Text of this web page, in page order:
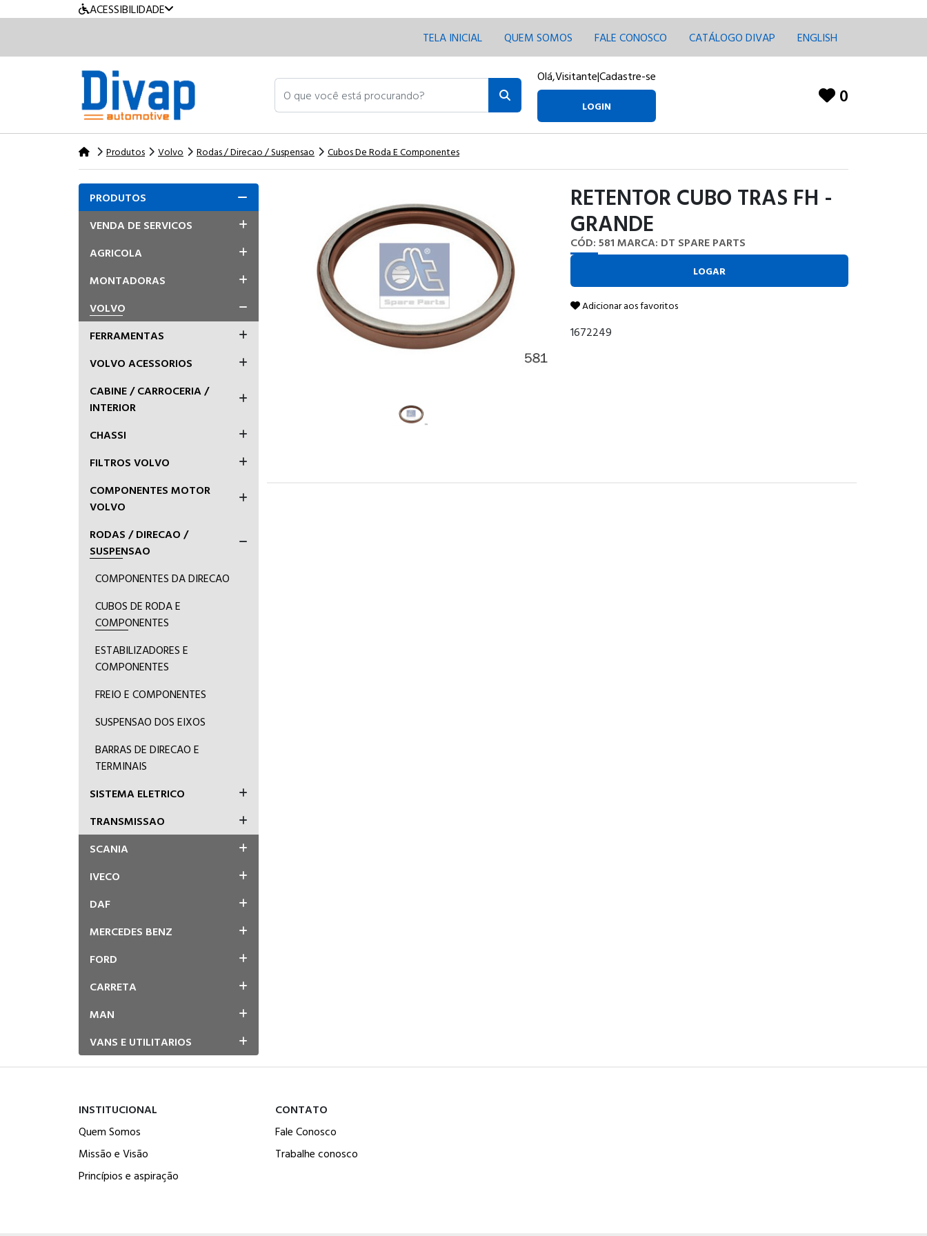
ACESSIBILIDADE
TELA INICIAL
QUEM SOMOS FALE CONOSCO CATÁLOGO DIVAP ENGLISH
O que você está procurando? Olá,Visitante|Cadastre-se
LOGIN 0
Produtos Volvo Rodas / Direcao / Suspensao Cubos De Roda E Componentes
PRODUTOS
VENDA DE SERVICOS
AGRICOLA
MONTADORAS
VOLVO
FERRAMENTAS
VOLVO ACESSORIOS
CABINE / CARROCERIA /
INTERIOR
CHASSI
FILTROS VOLVO
COMPONENTES MOTOR
VOLVO
RODAS / DIRECAO /
SUSPENSAO
COMPONENTES DA DIRECAO
CUBOS DE RODA E
COMPONENTES
ESTABILIZADORES E
COMPONENTES
FREIO E COMPONENTES
SUSPENSAO DOS EIXOS
BARRAS DE DIRECAO E
TERMINAIS
SISTEMA ELETRICO
TRANSMISSAO
SCANIA
IVECO
DAF
MERCEDES BENZ
FORD
CARRETA
MAN
VANS E UTILITARIOS
RETENTOR CUBO TRAS FH -
GRANDE
CÓD: 581 MARCA: DT SPARE PARTS
LOGAR
Adicionar aos favoritos
1672249
INSTITUCIONAL
Quem Somos
Missão e Visão
Princípios e aspiração
CONTATO
Fale Conosco
Trabalhe conosco